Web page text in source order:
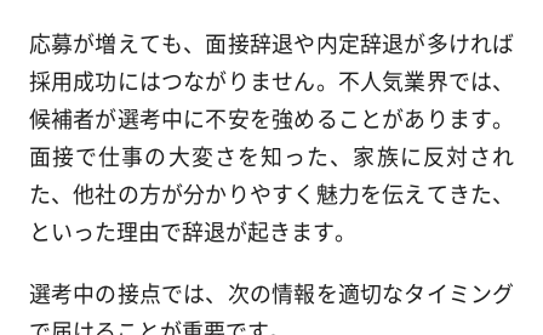
応募が増えても、面接辞退や内定辞退が多ければ
採用成功にはつながりません。不人気業界では、
候補者が選考中に不安を強めることがあります。
面接で仕事の大変さを知った、家族に反対され
た、他社の方が分かりやすく魅力を伝えてきた、
といった理由で辞退が起きます。
選考中の接点では、次の情報を適切なタイミング